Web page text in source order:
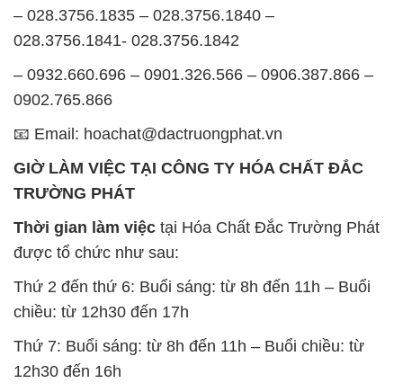
📧 Email: hoachat@dactruongphat.vn
TRƯỜNG PHÁT
được tổ chức như sau:
Thứ 2 đến thứ 6: Buổi sáng: từ 8h đến 11h – Buổi
chiều: từ 12h30 đến 17h
Thứ 7: Buổi sáng: từ 8h đến 11h – Buổi chiều: từ
12h30 đến 16h
Chủ nhật: Nghỉ chủ nhật hàng tuần
thủ giờ làm việc để đảm bảo sự hỗ trợ tốt nhất cho
khách hàng và đảm bảo hiệu suất công việc cao